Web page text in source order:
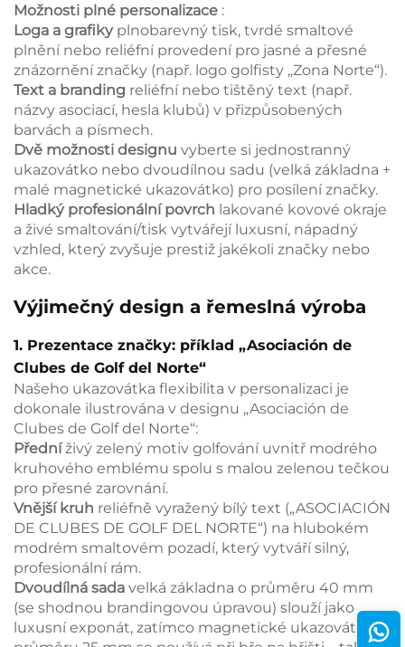
Možnosti plné personalizace :
Loga a grafiky plnobarevný tisk, tvrdé smaltové
plnění nebo reliéfní provedení pro jasné a přesné
znázornění značky (např. logo golfisty „Zona Norte“).
Text a branding reliéfní nebo tištěný text (např.
názvy asociací, hesla klubů) v přizpůsobených
barvách a písmech.
Dvě možnosti designu vyberte si jednostranný
ukazovátko nebo dvoudílnou sadu (velká základna +
malé magnetické ukazovátko) pro posílení značky.
Hladký profesionální povrch lakované kovové okraje
a živé smaltování/tisk vytvářejí luxusní, nápadný
vzhled, který zvyšuje prestiž jakékoli značky nebo
akce.
Výjimečný design a řemeslná výroba
1. Prezentace značky: příklad „Asociación de
Clubes de Golf del Norte“
Našeho ukazovátka flexibilita v personalizaci je
dokonale ilustrována v designu „Asociación de
Clubes de Golf del Norte“:
Předníživý zelený motiv golfování uvnitř modrého
kruhového emblému spolu s malou zelenou tečkou
pro přesné zarovnání.
Vnější kruh reliéfně vyražený bílý text („ASOCIACIÓN
DE CLUBES DE GOLF DEL NORTE“) na hlubokém
modrém smaltovém pozadí, který vytváří silný,
profesionální rám.
Dvoudílná sada velká základna o průměru 40 mm
(se shodnou brandingovou úpravou) slouží jako
luxusní exponát, zatímco magnetické ukazovátko o